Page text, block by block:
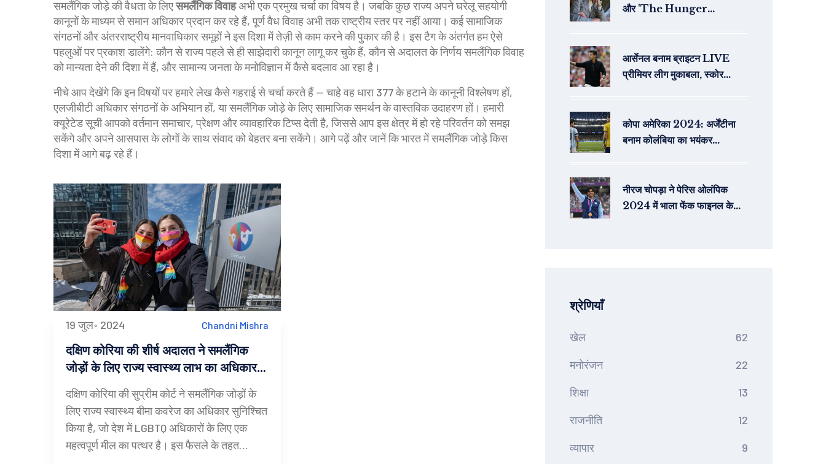
समलैंगिक जोड़े की वैधता के लिएसमलैंगिक विवाहअभी एक प्रमुख चर्चा का विषय है। जबकि कुछ राज्य अपने घरेलू सहयोगी
कानूनों के माध्यम से समान अधिकार प्रदान कर रहे हैं, पूर्ण वैध विवाह अभी तक राष्ट्रीय स्तर पर नहीं आया। कई सामाजिक
संगठनों और अंतरराष्ट्रीय मानवाधिकार समूहों ने इस दिशा में तेज़ी से काम करने की पुकार की है। इस टैग के अंतर्गत हम ऐसे
पहलुओं पर प्रकाश डालेंगे: कौन से राज्य पहले से ही साझेदारी कानून लागू कर चुके हैं, कौन से अदालत के निर्णय समलैंगिक विवाह
को मान्यता देने की दिशा में हैं, और सामान्य जनता के मनोविज्ञान में कैसे बदलाव आ रहा है।
नीचे आप देखेंगे कि इन विषयों पर हमारे लेख कैसे गहराई से चर्चा करते हैं — चाहे वह धारा 377 के हटाने के कानूनी विश्लेषण हों,
एलजीबीटी अधिकार संगठनों के अभियान हों, या समलैंगिक जोड़े के लिए सामाजिक समर्थन के वास्तविक उदाहरण हों। हमारी
क्यूरेटेड सूची आपको वर्तमान समाचार, प्रेक्षण और व्यावहारिक टिप्स देती है, जिससे आप इस क्षेत्र में हो रहे परिवर्तन को समझ
सकेंगे और अपने आसपास के लोगों के साथ संवाद को बेहतर बना सकेंगे। आगे पढ़ें और जानें कि भारत में समलैंगिक जोड़े किस
दिशा में आगे बढ़ रहे हैं।
19 जुल॰ 2024 Chandni Mishra
दक्षिण कोरिया की शीर्ष अदालत ने समलैंगिक
जोड़ों के लिए राज्य स्वास्थ्य लाभ का अधिकार
बरकरार रखा
दक्षिण कोरिया की सुप्रीम कोर्ट ने समलैंगिक जोड़ों के
लिए राज्य स्वास्थ्य बीमा कवरेज का अधिकार सुनिश्चित
किया है, जो देश में LGBTQ अधिकारों के लिए एक
महत्वपूर्ण मील का पत्थर है। इस फैसले के तहत
और 'The Hunger
आर्सेनल बनाम ब्राइटन LIVE
प्रीमियर लीग मुकाबला, स्कोर
कोपा अमेरिका 2024: अर्जेंटीना
बनाम कोलंबिया का भयंकर
नीरज चोपड़ा ने पेरिस ओलंपिक
2024 में भाला फेंक फाइनल के
श्रेणियाँ
खेल 62
मनोरंजन 22
शिक्षा 13
राजनीति 12
व्यापार 9